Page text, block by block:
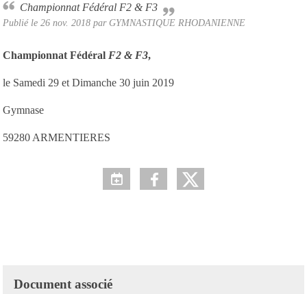
Championnat Fédéral F2 & F3
Publié le 26 nov. 2018 parGYMNASTIQUE RHODANIENNE
Championnat Fédéral F2 & F3,
le Samedi 29 et Dimanche 30 juin 2019
Gymnase
59280 ARMENTIERES
Document associé